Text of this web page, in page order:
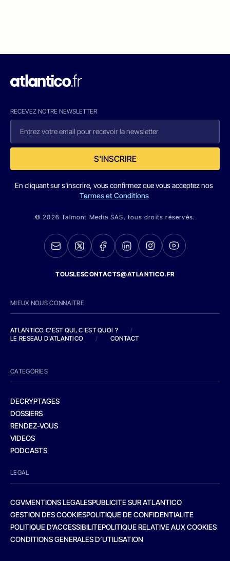
RECEVEZ NOTRE NEWSLETTER
S'INSCRIRE
En cliquant sur s'inscrire, vous confirmez que vous acceptez nos
Termes et Conditions
© 2026 Talmont Media SAS. tous droits réservés.
TOUSLESCONTACTS@ATLANTICO.FR
MIEUX NOUS CONNAITRE
ATLANTICO C'EST QUI, C'EST QUOI ?
/
LE RESEAU D'ATLANTICO
/ CONTACT
CATEGORIES
DECRYPTAGES
DOSSIERS
RENDEZ-VOUS
VIDEOS
PODCASTS
LEGAL
CGVMENTIONS LEGALESPUBLICITE SUR ATLANTICO
GESTION DES COOKIESPOLITIQUE DE CONFIDENTIALITE
POLITIQUE D’ACCESSIBILITEPOLITIQUE RELATIVE AUX COOKIES
CONDITIONS GENERALES D’UTILISATION